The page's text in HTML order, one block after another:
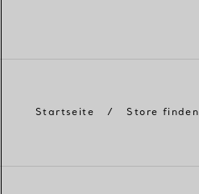
Startseite / Store finden